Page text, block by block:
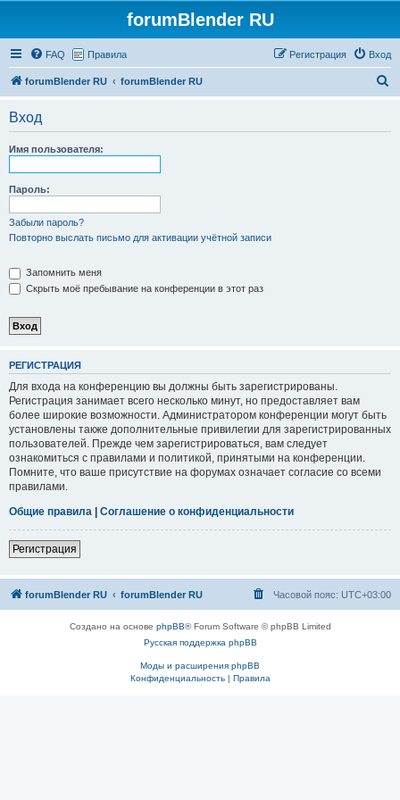
forumBlender RU
FAQ Правила Вход
Регистрация
forumBlender RU forumBlender RU
Вход
Имя пользователя:
Пароль:
Забыли пароль?
Повторно выслать письмо для активации учётной записи
Запомнить меня
Скрыть моё пребывание на конференции в этот раз
РЕГИСТРАЦИЯ
Для входа на конференцию вы должны быть зарегистрированы.
Регистрация занимает всего несколько минут, но предоставляет вам
более широкие возможности. Администратором конференции могут быть
установлены также дополнительные привилегии для зарегистрированных
пользователей. Прежде чем зарегистрироваться, вам следует
ознакомиться с правилами и политикой, принятыми на конференции.
Помните, что ваше присутствие на форумах означает согласие со всеми
правилами.
Общие правила | Соглашение о конфиденциальности
Регистрация
forumBlender RU forumBlender RU Часовой пояс: UTC+03:00
Создано на основе phpBB® Forum Software © phpBB Limited
Русская поддержка phpBB
Моды и расширения phpBB
Конфиденциальность| Правила